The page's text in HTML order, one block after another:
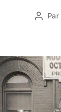
A
u
r
d
e
l
Par